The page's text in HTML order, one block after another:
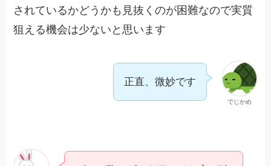
されているかどうかも見抜くのが困難なので実質
狙える機会は少ないと思います
でじかめ
正直、微妙です